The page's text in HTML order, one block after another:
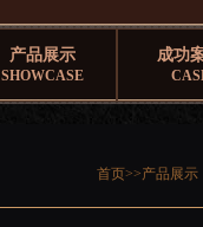
产品展示
SHOWCASE
成功
首页>>产品展示